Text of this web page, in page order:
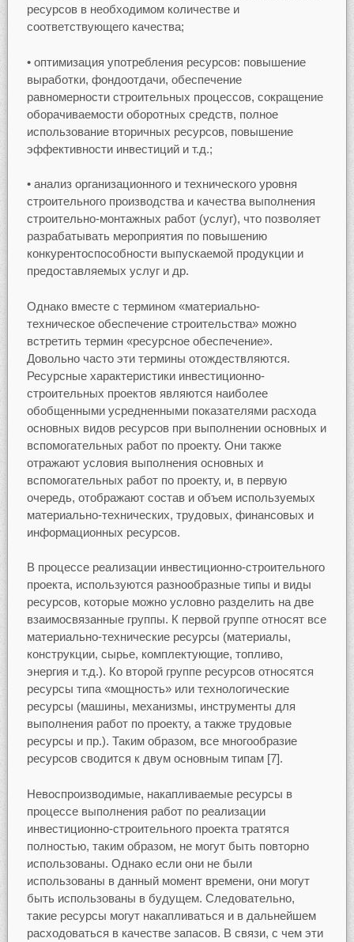
ресурсов в необходимом количестве и
соответствующего качества;
• оптимизация употребления ресурсов: повышение
выработки, фондоотдачи, обеспечение
равномерности строительных процессов, сокращение
оборачиваемости оборотных средств, полное
использование вторичных ресурсов, повышение
эффективности инвестиций и т.д.;
• анализ организационного и технического уровня
строительного производства и качества выполнения
строительно-монтажных работ (услуг), что позволяет
разрабатывать мероприятия по повышению
конкурентоспособности выпускаемой продукции и
предоставляемых услуг и др.
Однако вместе с термином «материально-
техническое обеспечение строительства» можно
встретить термин «ресурсное обеспечение».
Довольно часто эти термины отождествляются.
Ресурсные характеристики инвестиционно-
строительных проектов являются наиболее
обобщенными усредненными показателями расхода
основных видов ресурсов при выполнении основных и
вспомогательных работ по проекту. Они также
отражают условия выполнения основных и
вспомогательных работ по проекту, и, в первую
очередь, отображают состав и объем используемых
материально-технических, трудовых, финансовых и
информационных ресурсов.
В процессе реализации инвестиционно-строительного
проекта, используются разнообразные типы и виды
ресурсов, которые можно условно разделить на две
взаимосвязанные группы. К первой группе относят все
материально-технические ресурсы (материалы,
конструкции, сырье, комплектующие, топливо,
энергия и т.д.). Ко второй группе ресурсов относятся
ресурсы типа «мощность» или технологические
ресурсы (машины, механизмы, инструменты для
выполнения работ по проекту, а также трудовые
ресурсы и пр.). Таким образом, все многообразие
ресурсов сводится к двум основным типам [7].
Невоспроизводимые, накапливаемые ресурсы в
процессе выполнения работ по реализации
инвестиционно-строительного проекта тратятся
полностью, таким образом, не могут быть повторно
использованы. Однако если они не были
использованы в данный момент времени, они могут
быть использованы в будущем. Следовательно,
такие ресурсы могут накапливаться и в дальнейшем
расходоваться в качестве запасов. В связи, с чем эти